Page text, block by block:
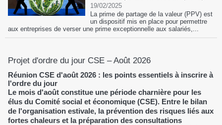
19/02/2025
La prime de partage de la valeur (PPV) est
un dispositif mis en place pour permettre
aux entreprises de verser une prime exceptionnelle aux salariés,...
Projet d'ordre du jour CSE – Août 2026
Réunion CSE d'août 2026 : les points essentiels à inscrire à
l'ordre du jour
Le mois d'août constitue une période charnière pour les
élus du Comité social et économique (CSE). Entre le bilan
de l'organisation estivale, la prévention des risques liés aux
fortes chaleurs et la préparation des consultations